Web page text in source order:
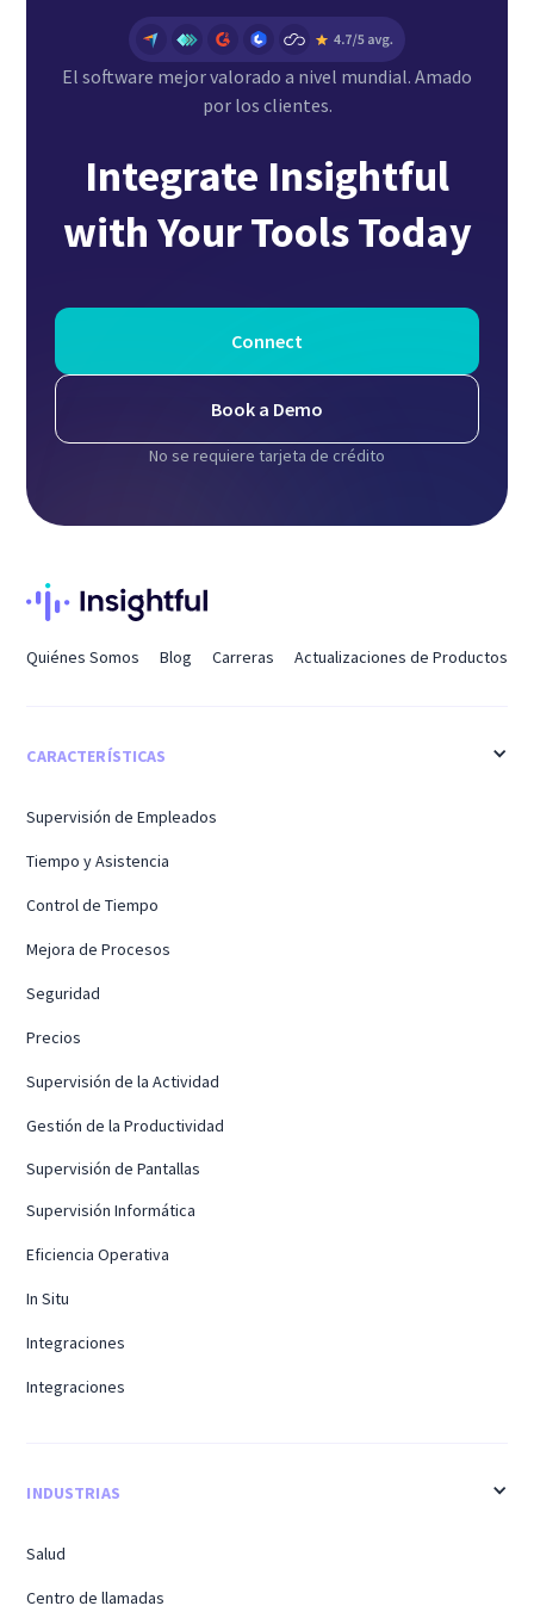
El software mejor valorado a nivel mundial. Amado
por los clientes.
Integrate Insightful
with Your Tools Today
Connect
Book a Demo
No se requiere tarjeta de crédito
Quiénes Somos Blog Carreras Actualizaciones de Productos
CARACTERÍSTICAS
Supervisión de Empleados
Tiempo y Asistencia
Control de Tiempo
Mejora de Procesos
Seguridad
Precios
Supervisión de la Actividad
Gestión de la Productividad
Supervisión de Pantallas
Supervisión Informática
Eficiencia Operativa
In Situ
Integraciones
Integraciones
INDUSTRIAS
Salud
Centro de llamadas